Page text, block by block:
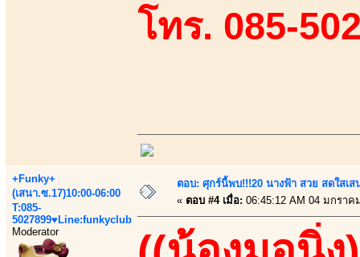
โทร. 085-
+Funky+
(เสนา.ซ.17)10:00-06:00
T:085-
5027899♥Line:funkyclub
Moderator
ตอบ: ศุกร์นี้พบ!!!20 นางฟ้า สวย สดใสเส
« ตอบ #4 เมื่อ: 06:45:12 AM 04 มกราค